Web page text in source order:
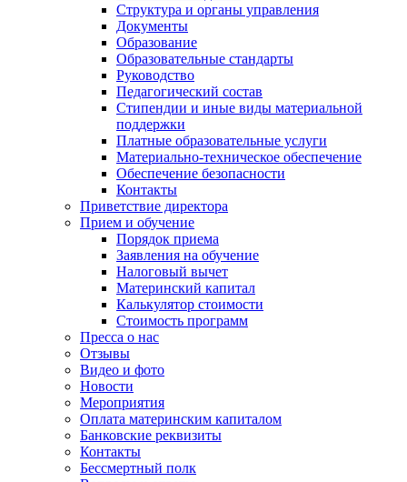
Структура и органы управления
Документы
Образование
Образовательные стандарты
Руководство
Педагогический состав
Стипендии и иные виды материальной
поддержки
Платные образовательные услуги
Материально-техническое обеспечение
Обеспечение безопасности
Контакты
Приветствие директора
Прием и обучение
Порядок приема
Заявления на обучение
Налоговый вычет
Материнский капитал
Калькулятор стоимости
Стоимость программ
Пресса о нас
Отзывы
Видео и фото
Новости
Мероприятия
Оплата материнским капиталом
Банковские реквизиты
Контакты
Бессмертный полк